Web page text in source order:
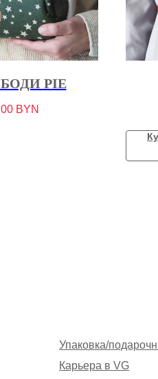
PIE
BYN
Упаковка/
Карьера в VG